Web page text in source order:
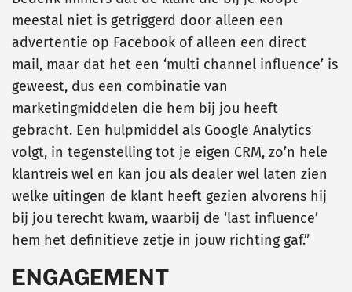
meestal niet is getriggerd door alleen een
advertentie op Facebook of alleen een direct
mail, maar dat het een ‘multi channel influence’ is
geweest, dus een combinatie van
marketingmiddelen die hem bij jou heeft
gebracht. Een hulpmiddel als Google Analytics
volgt, in tegenstelling tot je eigen CRM, zo’n hele
klantreis wel en kan jou als dealer wel laten zien
welke uitingen de klant heeft gezien alvorens hij
bij jou terecht kwam, waarbij de ‘last influence’
hem het definitieve zetje in jouw richting gaf.”
ENGAGEMENT